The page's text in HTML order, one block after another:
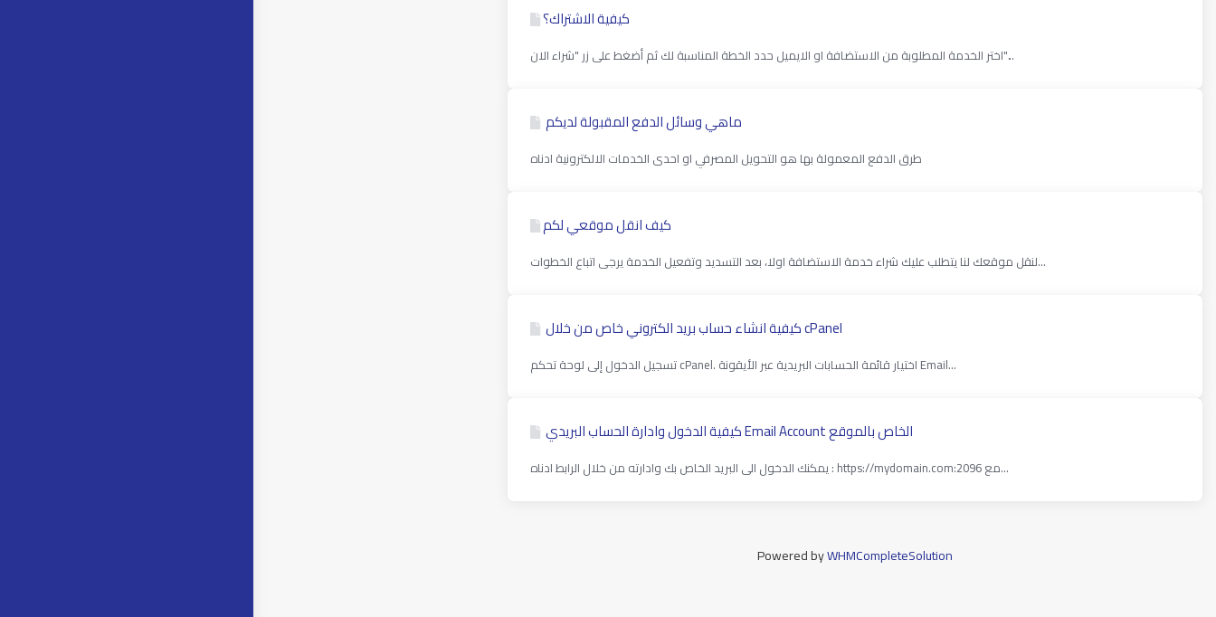
كيفية الاشتراك؟
اختر الخدمة المطلوبة من الاستضافة او الايميل حدد الخطة المناسبة لك ثم أضغط على زر "شراء الان"...
ماهي وسائل الدفع المقبولة لديكم
كيف انقل موقعي لكم
لنقل موقعك لنا يتطلب عليك شراء خدمة الاستضافة اولا، بعد التسديد وتفعيل الخدمة يرجى اتباع الخطوات...
كیفیة انشاء حساب بريد الكتروني خاص من خلال cPanel
تسجيل الدخول إلى لوحة تحكم cPanel. اختيار قائمة الحسابات البريدية عبر الأيقونة Email...
كيفية الدخول وادارة الحساب البريدي Email Account الخاص بالموقع
يمكنك الدخول الى البريد الخاص بك وادارته من خلال الرابط ادناه : https://mydomain.com:2096 مع...
Powered byWHMCompleteSolution